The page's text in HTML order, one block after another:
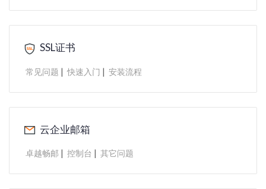
SSL证书
常见问题 | 快速入门 | 安装流程
云企业邮箱
卓越畅邮 | 控制台 | 其它问题